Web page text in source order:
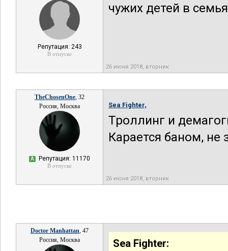
Репутация: 243
В отпуске
чужих детей в
26 июня 2018, вторник
TheChosenOne, 32
Россия, Москва
А Репутация: 11170
В отпуске
Sea Fighter,
Троллинг и
Карается баном, не
26 июня 2018, вторник
Doctor Manhattan, 47
Россия, Москва
Sea Fighter: